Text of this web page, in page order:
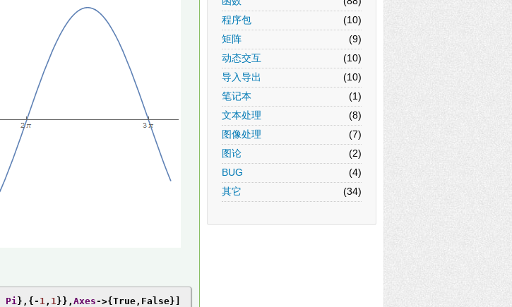
程序包
(10)
矩阵
(9)
动态交互
(10)
导入导出
(10)
笔记本
(1)
文本处理
(8)
图像处理
(7)
图论
(2)
BUG
(4)
其它
(34)
Pi },{- 1 , 1 }}, Axes ->{True , False}]